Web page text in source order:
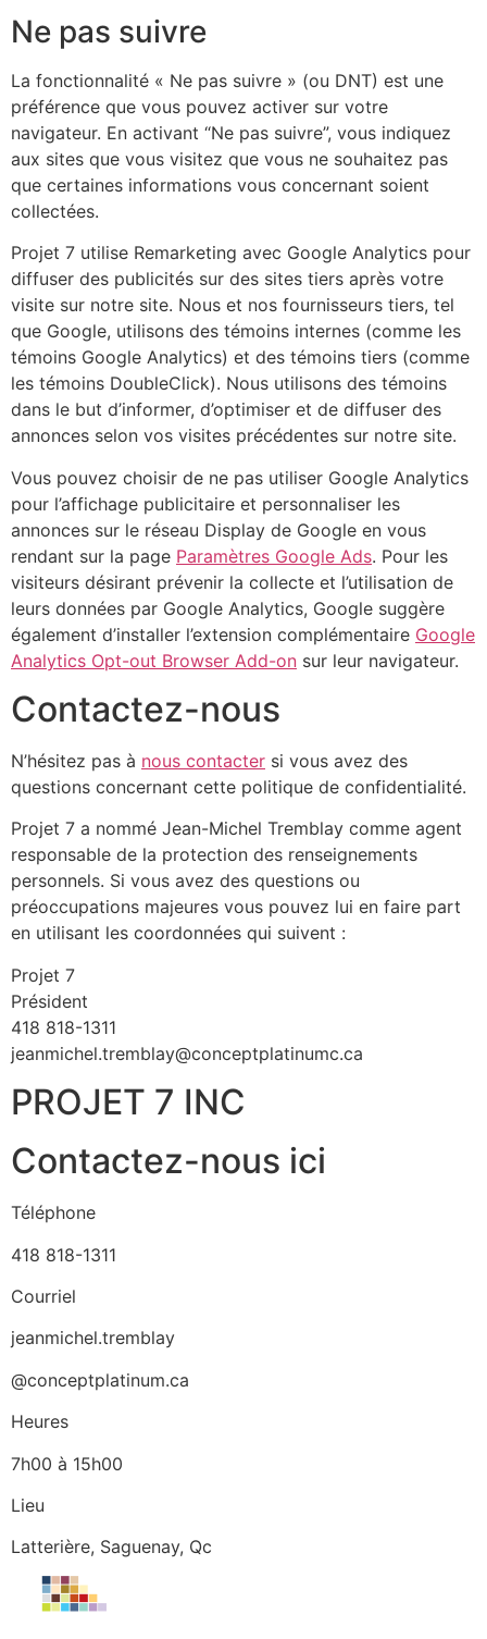
Ne pas suivre
La fonctionnalité « Ne pas suivre » (ou DNT) est une
préférence que vous pouvez activer sur votre
navigateur. En activant “Ne pas suivre”, vous indiquez
aux sites que vous visitez que vous ne souhaitez pas
que certaines informations vous concernant soient
collectées.
Projet 7 utilise Remarketing avec Google Analytics pour
diffuser des publicités sur des sites tiers après votre
visite sur notre site. Nous et nos fournisseurs tiers, tel
que Google, utilisons des témoins internes (comme les
témoins Google Analytics) et des témoins tiers (comme
les témoins DoubleClick). Nous utilisons des témoins
dans le but d’informer, d’optimiser et de diffuser des
annonces selon vos visites précédentes sur notre site.
Vous pouvez choisir de ne pas utiliser Google Analytics
pour l’affichage publicitaire et personnaliser les
annonces sur le réseau Display de Google en vous
rendant sur la page Paramètres Google Ads. Pour les
visiteurs désirant prévenir la collecte et l’utilisation de
leurs données par Google Analytics, Google suggère
également d’installer l’extension complémentaire Google
Analytics Opt-out Browser Add-on sur leur navigateur.
Contactez-nous
N’hésitez pas à nous contacter si vous avez des
questions concernant cette politique de confidentialité.
Projet 7 a nommé Jean-Michel Tremblay comme agent
responsable de la protection des renseignements
personnels. Si vous avez des questions ou
préoccupations majeures vous pouvez lui en faire part
en utilisant les coordonnées qui suivent :
Projet 7
Président
418 818-1311
jeanmichel.tremblay@conceptplatinumc.ca
PROJET 7 INC
Contactez-nous ici
Téléphone
418 818-1311
Courriel
jeanmichel.tremblay
@conceptplatinum.ca
Heures
7h00 à 15h00
Lieu
Latterière, Saguenay, Qc